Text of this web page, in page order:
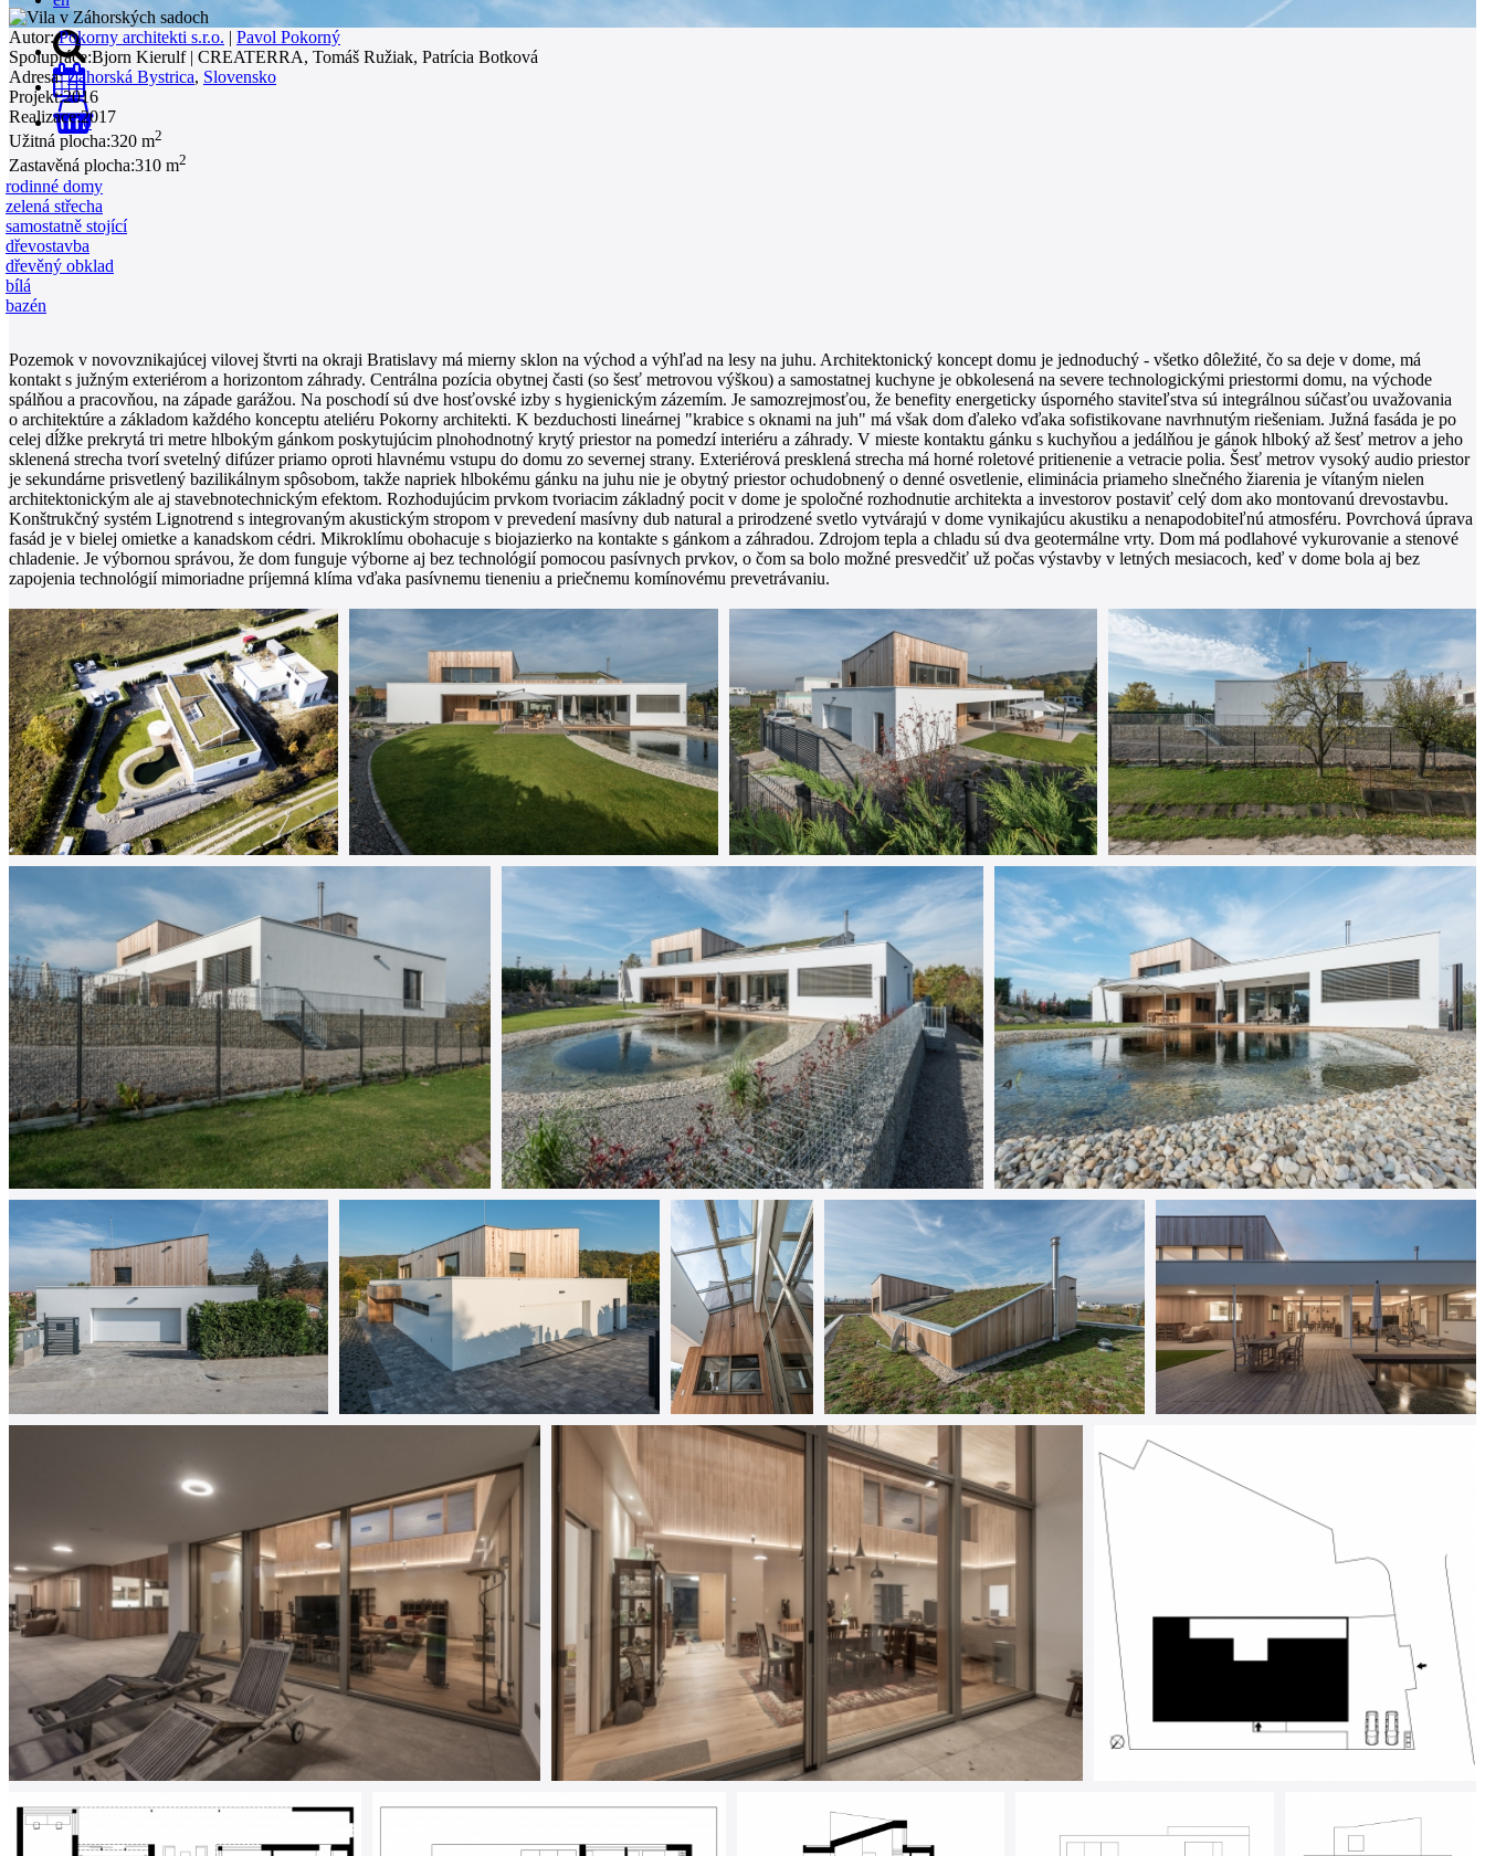
0
Autor: Pokorny architekti s.r.o. | Pavol Pokorný
Spolupráce:Bjorn Kierulf | CREATERRA, Tomáš Ružiak, Patrícia Botková
Adresa: Záhorská Bystrica, Slovensko
Projekt:2016
Realizace:2017
Užitná plocha:320 m2
Zastavěná plocha:310 m2
rodinné domy
zelená střecha
samostatně stojící
dřevostavba
dřevěný obklad
bílá
bazén
Pozemok v novovznikajúcej vilovej štvrti na okraji Bratislavy má mierny sklon na východ a výhľad na lesy na juhu. Architektonický koncept domu je jednoduchý - všetko dôležité, čo sa deje v dome, má
kontakt s južným exteriérom a horizontom záhrady. Centrálna pozícia obytnej časti (so šesť metrovou výškou) a samostatnej kuchyne je obkolesená na severe technologickými priestormi domu, na východe
spálňou a pracovňou, na západe garážou. Na poschodí sú dve hosťovské izby s hygienickým zázemím. Je samozrejmosťou, že benefity energeticky úsporného staviteľstva sú integrálnou súčasťou uvažovania
o architektúre a základom každého konceptu ateliéru Pokorny architekti. K bezduchosti lineárnej "krabice s oknami na juh" má však dom ďaleko vďaka sofistikovane navrhnutým riešeniam. Južná fasáda je po
celej dĺžke prekrytá tri metre hlbokým gánkom poskytujúcim plnohodnotný krytý priestor na pomedzí interiéru a záhrady. V mieste kontaktu gánku s kuchyňou a jedálňou je gánok hlboký až šesť metrov a jeho
sklenená strecha tvorí svetelný difúzer priamo oproti hlavnému vstupu do domu zo severnej strany. Exteriérová presklená strecha má horné roletové pritienenie a vetracie polia. Šesť metrov vysoký audio priestor
je sekundárne prisvetlený bazilikálnym spôsobom, takže napriek hlbokému gánku na juhu nie je obytný priestor ochudobnený o denné osvetlenie, eliminácia priameho slnečného žiarenia je vítaným nielen
architektonickým ale aj stavebnotechnickým efektom. Rozhodujúcim prvkom tvoriacim základný pocit v dome je spoločné rozhodnutie architekta a investorov postaviť celý dom ako montovanú drevostavbu.
Konštrukčný systém Lignotrend s integrovaným akustickým stropom v prevedení masívny dub natural a prirodzené svetlo vytvárajú v dome vynikajúcu akustiku a nenapodobiteľnú atmosféru. Povrchová úprava
fasád je v bielej omietke a kanadskom cédri. Mikroklímu obohacuje s biojazierko na kontakte s gánkom a záhradou. Zdrojom tepla a chladu sú dva geotermálne vrty. Dom má podlahové vykurovanie a stenové
chladenie. Je výbornou správou, že dom funguje výborne aj bez technológií pomocou pasívnych prvkov, o čom sa bolo možné presvedčiť už počas výstavby v letných mesiacoch, keď v dome bola aj bez
zapojenia technológií mimoriadne príjemná klíma vďaka pasívnemu tieneniu a priečnemu komínovému prevetrávaniu.